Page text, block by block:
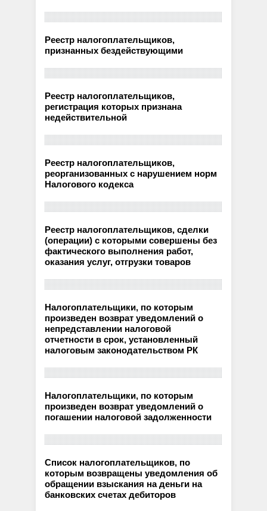
Реестр налогоплательщиков,
признанных бездействующими
Реестр налогоплательщиков,
регистрация которых признана
недействительной
Реестр налогоплательщиков,
реорганизованных с нарушением норм
Налогового кодекса
Реестр налогоплательщиков, сделки
(операции) с которыми совершены без
фактического выполнения работ,
оказания услуг, отгрузки товаров
Налогоплательщики, по которым
произведен возврат уведомлений о
непредставлении налоговой
отчетности в срок, установленный
налоговым законодательством РК
Налогоплательщики, по которым
произведен возврат уведомлений о
погашении налоговой задолженности
Список налогоплательщиков, по
которым возвращены уведомления об
обращении взыскания на деньги на
банковских счетах дебиторов